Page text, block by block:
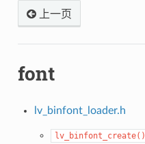
上一页
font
lv_binfont_loader.h
lv_binfont_create()